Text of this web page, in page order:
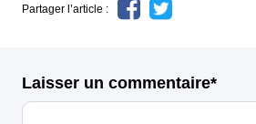
Partager l’article :
Laisser un commentaire*